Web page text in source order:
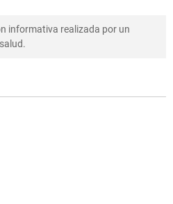
informativa realizada por un